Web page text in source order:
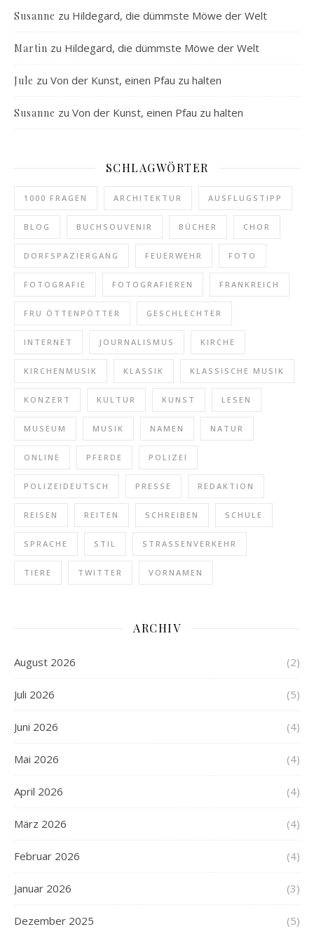
Susanne zu Hildegard, die dümmste Möwe der Welt
Martin zu Hildegard, die dümmste Möwe der Welt
Jule zu Von der Kunst, einen Pfau zu halten
Susanne zu Von der Kunst, einen Pfau zu halten
SCHLAGWÖRTER
1000 FRAGEN ARCHITEKTUR AUSFLUGSTIPP
BLOG BUCHSOUVENIR BÜCHER CHOR
DORFSPAZIERGANG FEUERWEHR FOTO
FOTOGRAFIE FOTOGRAFIEREN FRANKREICH
FRU ÖTTENPÖTTER GESCHLECHTER
INTERNET JOURNALISMUS KIRCHE
KIRCHENMUSIK KLASSIK KLASSISCHE MUSIK
KONZERT KULTUR KUNST LESEN
MUSEUM MUSIK NAMEN NATUR
ONLINE PFERDE POLIZEI
POLIZEIDEUTSCH PRESSE REDAKTION
REISEN REITEN SCHREIBEN SCHULE
SPRACHE STIL STRASSENVERKEHR
TIERE TWITTER VORNAMEN
ARCHIV
August 2026 (2)
Juli 2026 (5)
Juni 2026 (4)
Mai 2026 (4)
April 2026 (4)
März 2026 (4)
Februar 2026 (4)
Januar 2026 (3)
Dezember 2025 (5)